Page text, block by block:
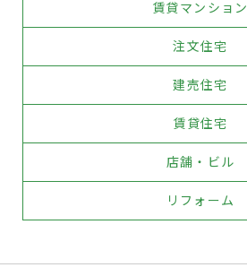
賃貸マンション
注文住宅
建売住宅
賃貸住宅
店舗・ビル
リフォーム